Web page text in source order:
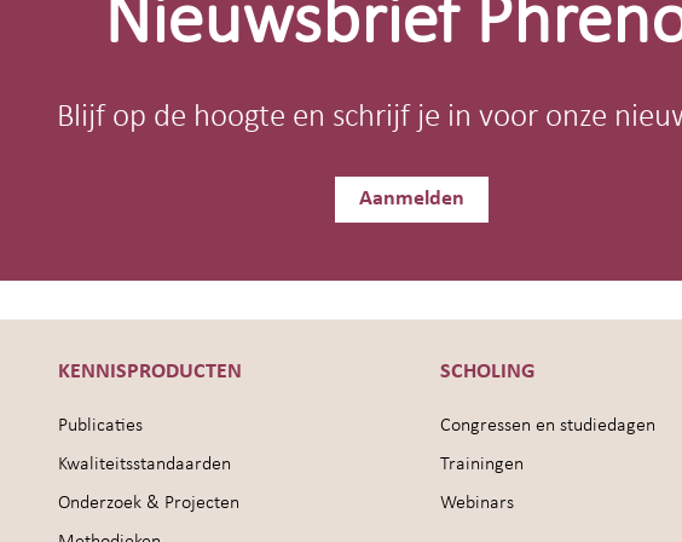
Nieuwsbrief
Blijf op de hoogte en schrijf je in voor onze
Aanmelden
KENNISPRODUCTEN
Publicaties
Kwaliteitsstandaarden
Onderzoek & Projecten
SCHOLING
Congressen en studiedagen
Trainingen
Webinars